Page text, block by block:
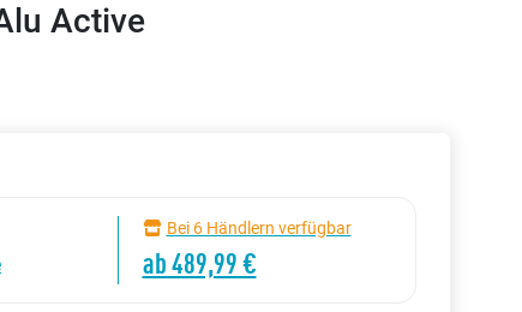
Active
Bei 6 Händlern verfügbar
ab 489,99 €